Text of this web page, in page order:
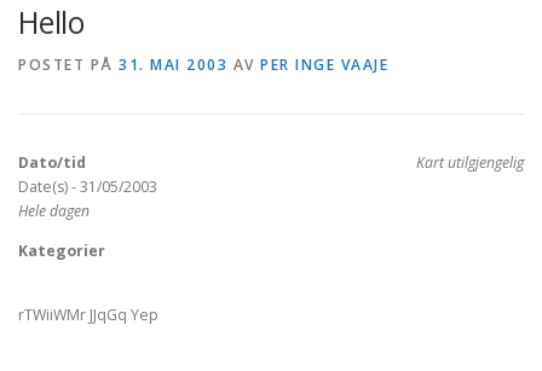
OM GRANLI INFO
Hello
POSTET PÅ 31. MAI 2003 AV PER INGE VAAJE
Kart utilgjengelig
Dato/tid
Date(s) - 31/05/2003
Hele dagen
Kategorier
rTWiiWMr JJqGq Yep